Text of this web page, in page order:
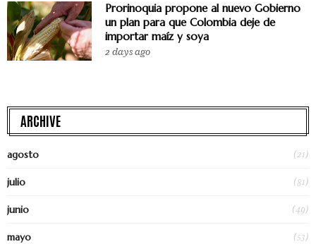
Prorinoquia propone al nuevo Gobierno
un plan para que Colombia deje de
importar maíz y soya
2 days ago
ARCHIVE
agosto (21)
julio (81)
junio (49)
mayo (53)